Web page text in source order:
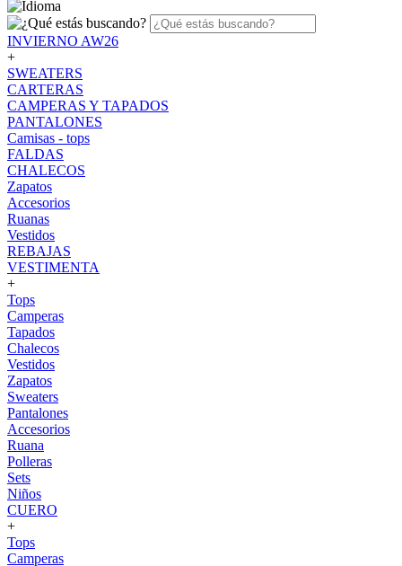
INVIERNO AW26
+
SWEATERS
CARTERAS
CAMPERAS Y TAPADOS
PANTALONES
Camisas - tops
FALDAS
CHALECOS
Zapatos
Accesorios
Ruanas
Vestidos
REBAJAS
VESTIMENTA
+
Tops
Camperas
Tapados
Chalecos
Vestidos
Zapatos
Sweaters
Pantalones
Accesorios
Ruana
Polleras
Sets
Niños
CUERO
+
Tops
Camperas